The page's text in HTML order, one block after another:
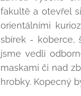
fakultě a otevřel
orientálními
sbírek - koberce,
jsme vedli
maskami či nad
hrobky. Kopecný